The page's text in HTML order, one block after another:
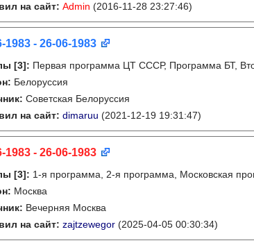
на сайт: Admin (2016-11-28 23:27:46)
1983 - 26-06-1983
[3]: Первая программа ЦТ СССР, Программа БТ,
Белоруссия
Советская Белоруссия
на сайт: dimaruu (2021-12-19 19:31:47)
1983 - 26-06-1983
[3]: 1-я программа, 2-я программа, Московская
Москва
Вечерняя Москва
на сайт: zajtzewegor (2025-04-05 00:30:34)